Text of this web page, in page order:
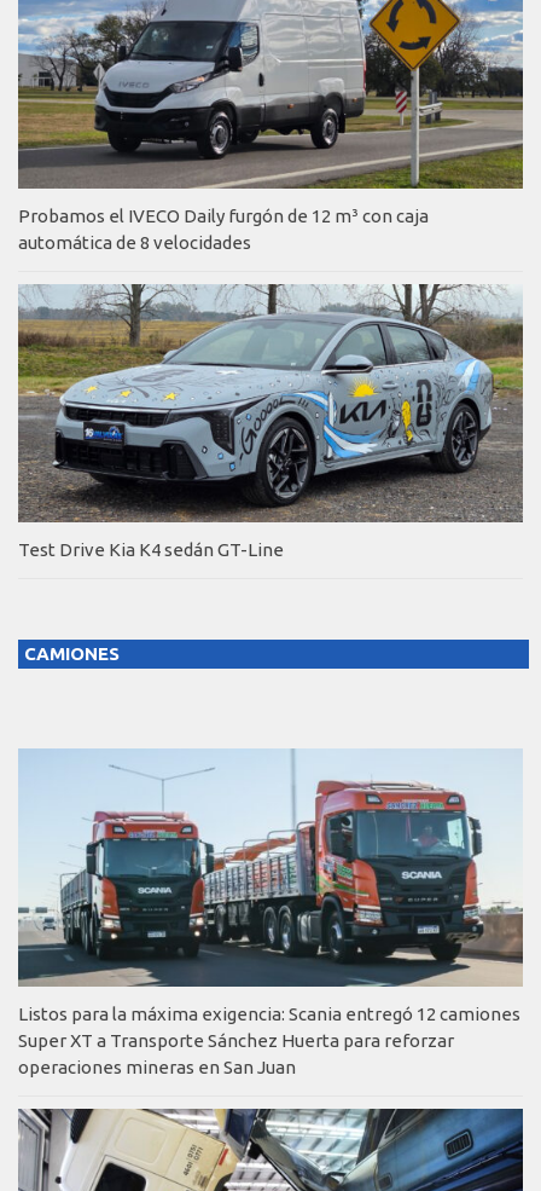
Probamos el IVECO Daily furgón de 12 m³ con caja
automática de 8 velocidades
Test Drive Kia K4 sedán GT-Line
CAMIONES
Listos para la máxima exigencia: Scania entregó 12 camiones
Super XT a Transporte Sánchez Huerta para reforzar
operaciones mineras en San Juan